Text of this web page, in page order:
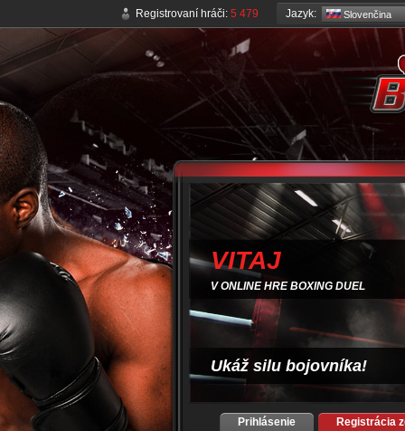
Registrovaní hráči: 5 479 Jazyk: Slovenčina
VITAJ
V ONLINE HRE BOXING DUEL
Ukáž silu bojovníka!
Prihlásenie Registrácia